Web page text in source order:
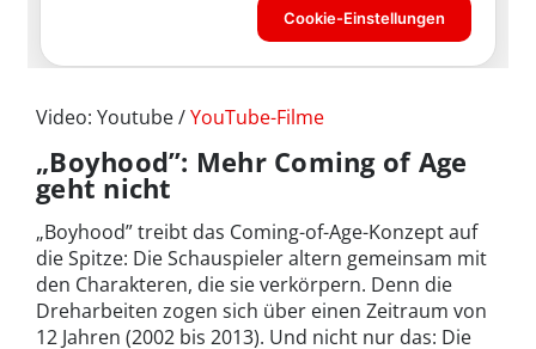
Video: Youtube /YouTube-Filme
„Boyhood”: Mehr Coming of Age
geht nicht
„Boyhood” treibt das Coming-of-Age-Konzept auf
die Spitze: Die Schauspieler altern gemeinsam mit
den Charakteren, die sie verkörpern. Denn die
Dreharbeiten zogen sich über einen Zeitraum von
12 Jahren (2002 bis 2013). Und nicht nur das: Die